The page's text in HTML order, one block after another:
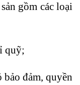
gồm các loại
quỹ;
đảm, quyền